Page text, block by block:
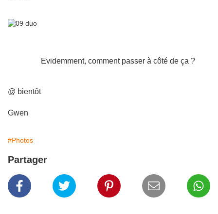
Evidemment, comment passer à côté de ça ?
@ bientôt
Gwen
#Photos
Partager